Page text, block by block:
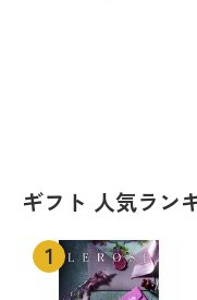
ギフト 人気ラン